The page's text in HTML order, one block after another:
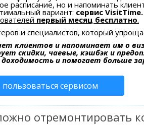
расписание, но и напоминать
вариант: сервис VisitTime.
первый месяц бесплатно.
и специалистов, который
клиентов и напоминает им о
скидки, чаевые, кэшбэк и
и помогает больше
сервисом
отремонтировать